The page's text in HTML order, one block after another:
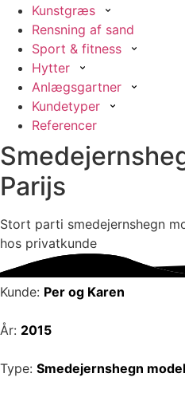
Kunstgræs
Rensning af sand
Sport & fitness
Hytter
Anlægsgartner
Kundetyper
Referencer
Parijs
Stort parti smedejernshegn
hos privatkunde
Kunde: Per og Karen
År: 2015
Type: Smedejernshegn